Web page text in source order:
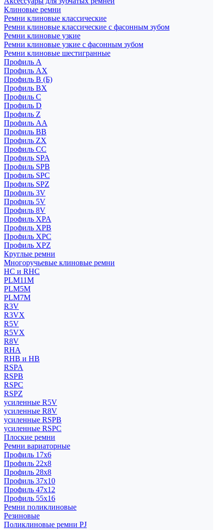
Клиновые ремни
Ремни клиновые классические
Ремни клиновые классические с фасонным зубом
Ремни клиновые узкие
Ремни клиновые узкие с фасонным зубом
Ремни клиновые шестигранные
Профиль A
Профиль AX
Профиль B (Б)
Профиль BX
Профиль C
Профиль D
Профиль Z
Профиль АА
Профиль BB
Профиль ZX
Профиль CC
Профиль SPA
Профиль SPB
Профиль SPC
Профиль SPZ
Профиль 3V
Профиль 5V
Профиль 8V
Профиль XPA
Профиль XPB
Профиль XPC
Профиль XPZ
Круглые ремни
Многоручьевые клиновые ремни
HC и RHC
PLM11M
PLM5M
PLM7M
R3V
R3VX
R5V
R5VX
R8V
RHA
RHB и HB
RSPA
RSPB
RSPC
RSPZ
усиленные R5V
усиленные R8V
усиленные RSPB
усиленные RSPC
Плоские ремни
Ремни вариаторные
Профиль 17x6
Профиль 22x8
Профиль 28x8
Профиль 37x10
Профиль 47x12
Профиль 55x16
Ремни поликлиновые
Резиновые
Поликлиновые ремни PJ